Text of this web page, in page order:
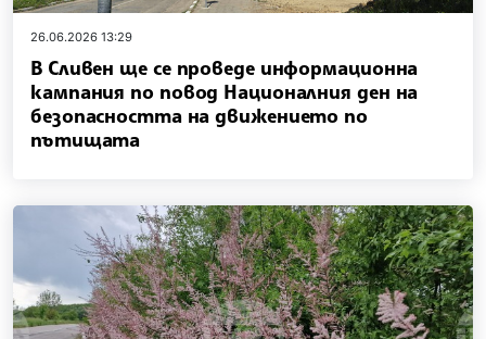
26.06.2026 13:29
В Сливен ще се проведе информационна
кампания по повод Националния ден на
безопасността на движението по
пътищата